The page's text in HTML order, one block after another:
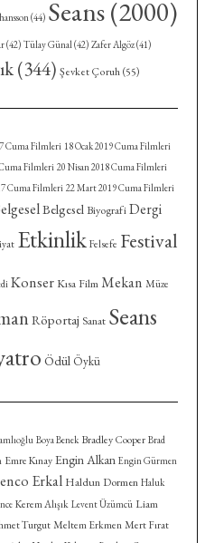
(44) Seans(2000)
(42) Tülay Günal (42) Zafer Algöz(41)
(344) Şevket Çoruh(55)
Cuma Filmleri 18 Ocak 2019 Cuma Filmleri
Filmleri 20 Nisan 2018 Cuma Filmleri
Cuma Filmleri 22 Mart 2019 Cuma Filmleri
Belgesel Biyografi Dergi
Etkinlik Felsefe Festival
Konser Kısa Film Mekan Müze
Röportaj Sanat Seans
Ödül Öykü
Boya Benek Bradley Cooper Brad
Emre Kınay Engin Alkan Engin Gürmen
Erkal Haldun Dormen Haluk
Kerem Alışık Levent Üzümcü Liam
Turgut Meltem Erkmen Mert Fırat